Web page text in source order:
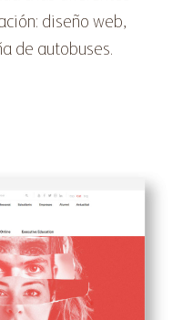
diseño web,
de autobuses.